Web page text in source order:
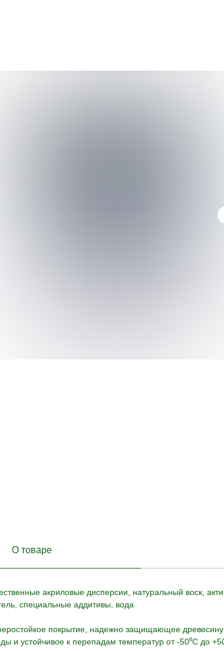
О товаре
акриловые дисперсии, натуральный воск,
специальные аддитивы, вода
покрытие, надежно защищающее древесину
и устойчивое к перепадам температур от -50⁰С до